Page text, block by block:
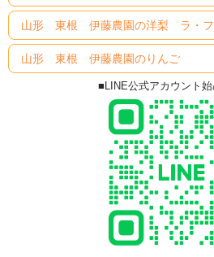
山形 東根 伊藤農園の洋梨 ラ・フ
山形 東根 伊藤農園のりんご
■LINE公式アカウント始